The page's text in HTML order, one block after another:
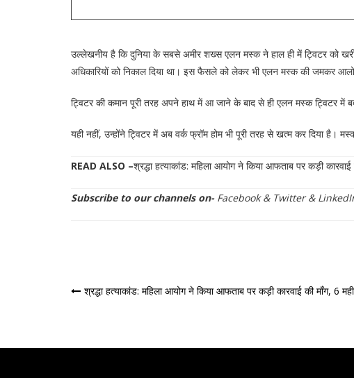
उल्लेखनीय है कि दुनिया के सबसे अमीर शख्स एलन मस्क ने हाल ही में ट्विटर को
अधिकारियों को निकाल दिया था। इस फैसले को लेकर भी एलन मस्क की जमकर
ट्विटर की कमान पूरी तरह अपने हाथ में आ जाने के बाद से ही एलन मस्‍क ट्विटर
यही नहीं, उन्‍होंने ट्विटर में अब वर्क फ्रॉम होम भी पूरी तरह से खत्‍म कर दिया है।
READ ALSO –श्रद्धा हत्याकांड: महिला आयोग ने किया आफताब पर कड़ी
Subscribe to our channels on- Facebook& Twitter&
पोस्ट
श्रद्धा हत्याकांड: महिला आयोग ने किया आफताब पर कड़ी कारवाई की माँग, 6